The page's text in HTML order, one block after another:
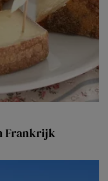
Frankrijk